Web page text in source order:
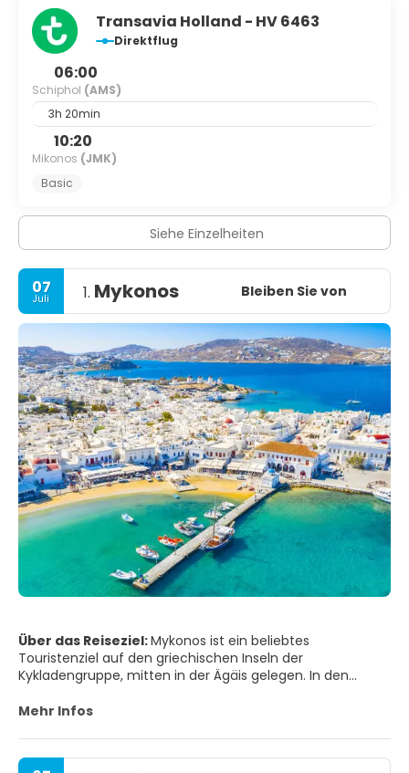
Transavia Holland - HV 6463
Direktflug
06:00
Schiphol (AMS)
3h 20min
10:20
Mikonos (JMK)
Basic
Siehe Einzelheiten
07
Juli 1. Mykonos Bleiben Sie von
Über das Reiseziel:Mykonos ist ein beliebtes
Touristenziel auf den griechischen Inseln der
Kykladengruppe, mitten in der Ägäis gelegen. In den
Mekka und ist heute einer der schillerndsten Ferienorte
stellt. Diese zentrale Kyklade war jahrelang der führende
mediterrane Ferienort für schwule Reisende, obwohl
Mehr Infos